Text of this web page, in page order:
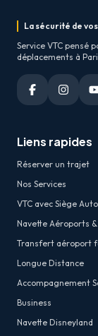
La sécurité de
Service VTC pensé
déplacements à
Liens rapides
Réserver un trajet
Nos Services
VTC avec Siège Auto
Navette Aéroports
Transfert aéroport
Longue Distance
Accompagnement
Business
Navette Disneyland